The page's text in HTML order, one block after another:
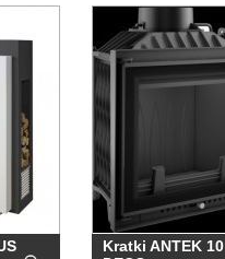
Kratki ANTEK 10